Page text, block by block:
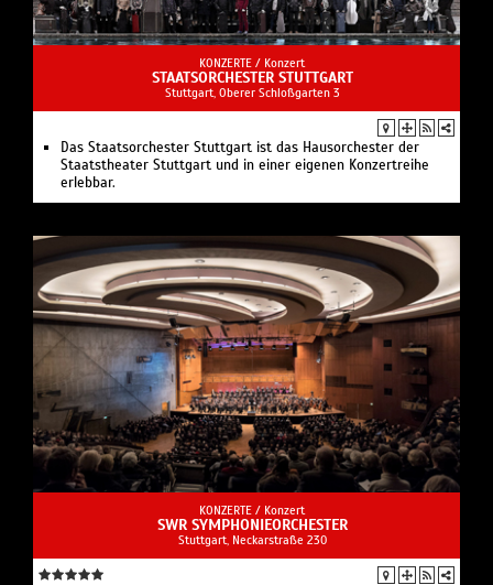
KONZERTE / Konzert
STAATSORCHESTER STUTTGART
Stuttgart, Oberer Schloßgarten 3
Das Staatsorchester Stuttgart ist das Hausorchester der
Staatstheater Stuttgart und in einer eigenen Konzertreihe
erlebbar.
KONZERTE / Konzert
SWR SYMPHONIEORCHESTER
Stuttgart, Neckarstraße 230